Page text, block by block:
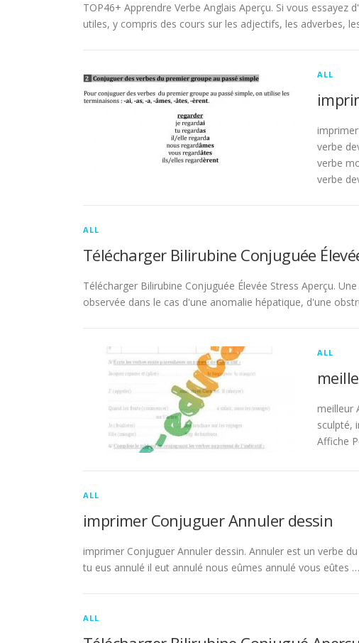
TOP46+ Apprendre Verbe Anglais Aperçu. Si vous
utiles, y compris des cours sur les adjectifs, les adverbes,
ALL
verbe
verbe
verbe
ALL
Télécharger Bilirubine Conjuguée
Télécharger Bilirubine Conjuguée Élevée Stress Aperçu.
observée dans le cas d'une anomalie hépatique, d'une
ALL
meilleur
sculpté,
Affiche
ALL
imprimer Conjuguer Annuler dessin
imprimer Conjuguer Annuler dessin. Annuler est un verbe
tu eus annulé il eut annulé nous eûmes annulé vous eûtes …
ALL